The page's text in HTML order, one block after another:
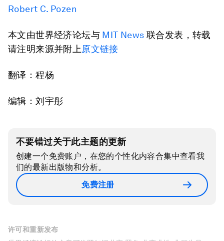
Robert C. Pozen
本文由世界经济论坛与 MIT News 联合发表，转载
请注明来源并附上原文链接
翻译：程杨
编辑：刘宇彤
不要错过关于此主题的更新
创建一个免费账户，在您的个性化内容合集中查看我
们的最新出版物和分析。
免费注册
许可和重新发布